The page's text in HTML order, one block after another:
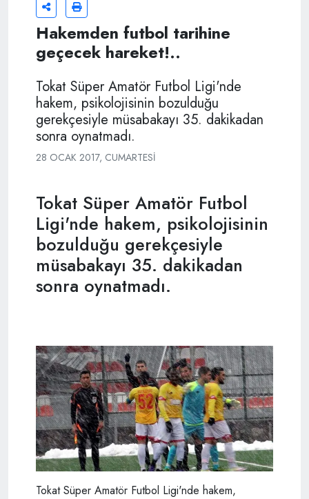
Hakemden futbol tarihine
geçecek hareket!..
Tokat Süper Amatör Futbol Ligi'nde
hakem, psikolojisinin bozulduğu
gerekçesiyle müsabakayı 35. dakikadan
sonra oynatmadı.
28 OCAK 2017, CUMARTESI
Tokat Süper Amatör Futbol
Ligi'nde hakem, psikolojisinin
bozulduğu gerekçesiyle
müsabakayı 35. dakikadan
sonra oynatmadı.
Tokat Süper Amatör Futbol Ligi'nde hakem,